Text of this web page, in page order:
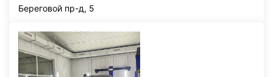
Береговой пр-д, 5